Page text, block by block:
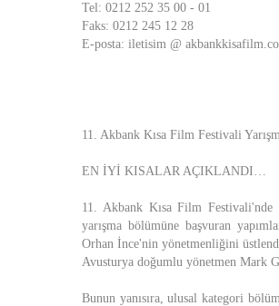
Tel: 0212 252 35 00 - 01
Faks: 0212 245 12 28
E-posta: iletisim @
11. Akbank Kısa Film Festivali
EN İYİ KISALAR AÇIKLANDI…
11. Akbank Kısa Film
yarışma bölümüne başvuran
Orhan İnce'nin yönetmenliğini
Avusturya doğumlu yönetmen Mark
Bunun yanısıra, ulusal kategori